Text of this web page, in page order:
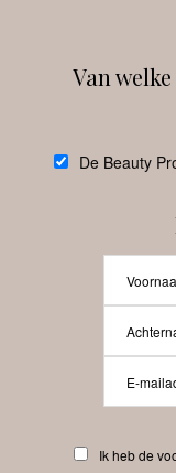
Van
De Beauty
Ik heb de